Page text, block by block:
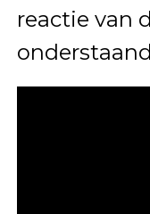
reactie van